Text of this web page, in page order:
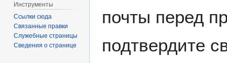
почты перед
подтвердите
Инструменты
Ссылки сюда
Связанные правки
Служебные страницы
Сведения о странице